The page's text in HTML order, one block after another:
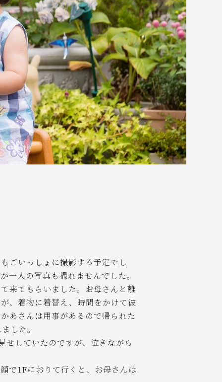
ごいっしょに撮影する予定でし
一人の写真も撮れませんでした。
来てもらいました。お母さんと離
、着物に着替え、時間をかけて彼
あさんは用事があるので帰られた
した。
せしていたのですが、泣きながら
で1Fにおりて行くと、お母さんは